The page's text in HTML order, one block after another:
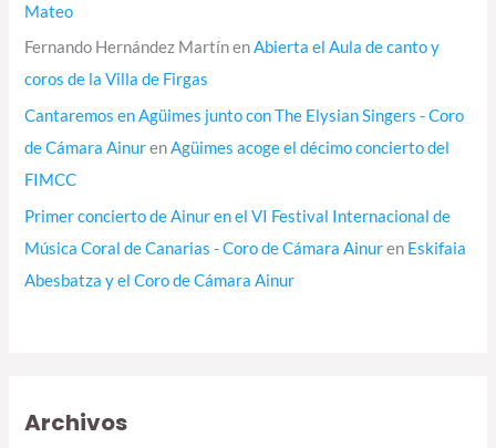
Mateo
Fernando Hernández MartínenAbierta el Aula de canto y
coros de la Villa de Firgas
Cantaremos en Agüimes junto con The Elysian Singers - Coro
de Cámara AinurenAgüimes acoge el décimo concierto del
FIMCC
Primer concierto de Ainur en el VI Festival Internacional de
Música Coral de Canarias - Coro de Cámara Ainuren Eskifaia
Abesbatza y el Coro de Cámara Ainur
Archivos